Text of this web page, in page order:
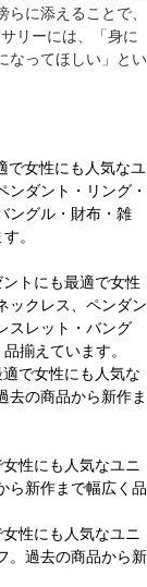
に添えることで、
リーには、「身に
なってほしい」とい